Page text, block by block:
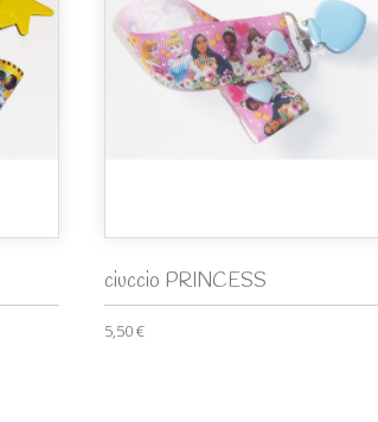
ciuccio PRINCESS
5,50 €